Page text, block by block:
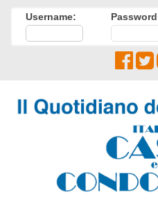
Username: Password